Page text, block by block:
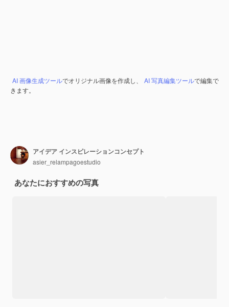
AI 画像生成ツールでオリジナル画像を作成し、 AI 写真編集ツールで編集で
きます。
アイデア インスピレーションコンセプト
asier_relampagoestudio
あなたにおすすめの写真